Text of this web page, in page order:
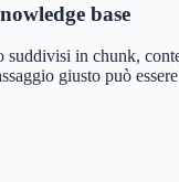
base
suddivisi in chunk,
giusto può